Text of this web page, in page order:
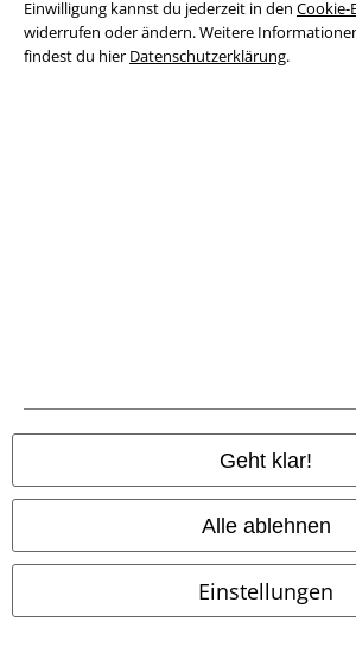
Einwilligung kannst du jederzeit in den Cookie-
widerrufen oder ändern. Weitere
findest du hier Datenschutzerklärung.
Geht klar!
Alle ablehnen
Einstellungen
Zahlungsarten